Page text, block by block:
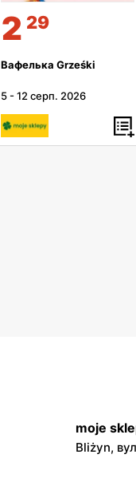
2 29
Вафелька Grześki
5 -12 серп. 2026
moje
Bliżyn,